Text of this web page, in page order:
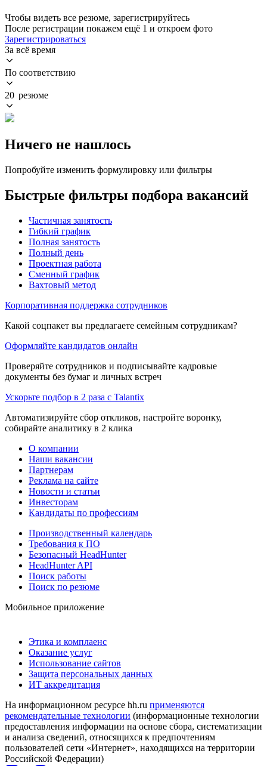
Чтобы видеть все резюме, зарегистрируйтесь
После регистрации покажем ещё 1 и откроем фото
Зарегистрироваться
За всё время
По соответствию
20 резюме
Ничего не нашлось
Попробуйте изменить формулировку или фильтры
Быстрые фильтры подбора вакансий
Частичная занятость
Гибкий график
Полная занятость
Полный день
Проектная работа
Сменный график
Вахтовый метод
Корпоративная поддержка сотрудников
Какой соцпакет вы предлагаете семейным сотрудникам?
Оформляйте кандидатов онлайн
Проверяйте сотрудников и подписывайте кадровые
документы без бумаг и личных встреч
Ускорьте подбор в 2 раза с Talantix
Автоматизируйте сбор откликов, настройте воронку,
собирайте аналитику в 2 клика
О компании
Наши вакансии
Партнерам
Реклама на сайте
Новости и статьи
Инвесторам
Кандидаты по профессиям
Производственный календарь
Требования к ПО
Безопасный HeadHunter
HeadHunter API
Поиск работы
Поиск по резюме
Мобильное приложение
Этика и комплаенс
Оказание услуг
Использование сайтов
Защита персональных данных
ИТ аккредитация
На информационном ресурсе hh.ru применяются
рекомендательные технологии (информационные технологии
предоставления информации на основе сбора, систематизации
и анализа сведений, относящихся к предпочтениям
пользователей сети «Интернет», находящихся на территории
Российской Федерации)